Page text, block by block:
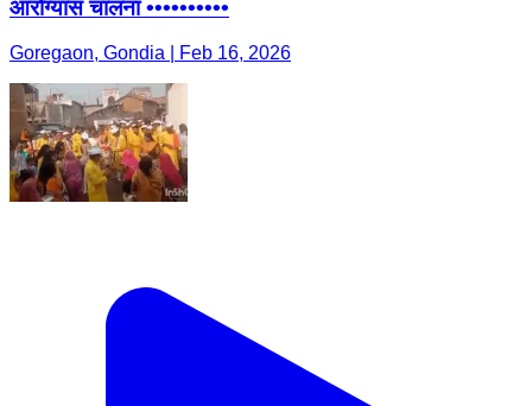
आरोग्यास चालना ••••••••••
Goregaon, Gondia | Feb 16, 2026